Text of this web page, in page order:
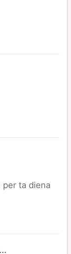
per ta diena